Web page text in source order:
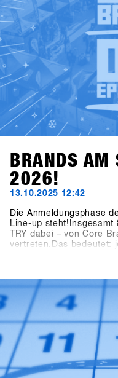
BRANDS AM
2026!
13.10.2025 12:42
Die Anmeldungsphase
Line-up steht!Insgesamt
TRY dabei – von Core
vertreten.Das bedeutet:
Brandlist.